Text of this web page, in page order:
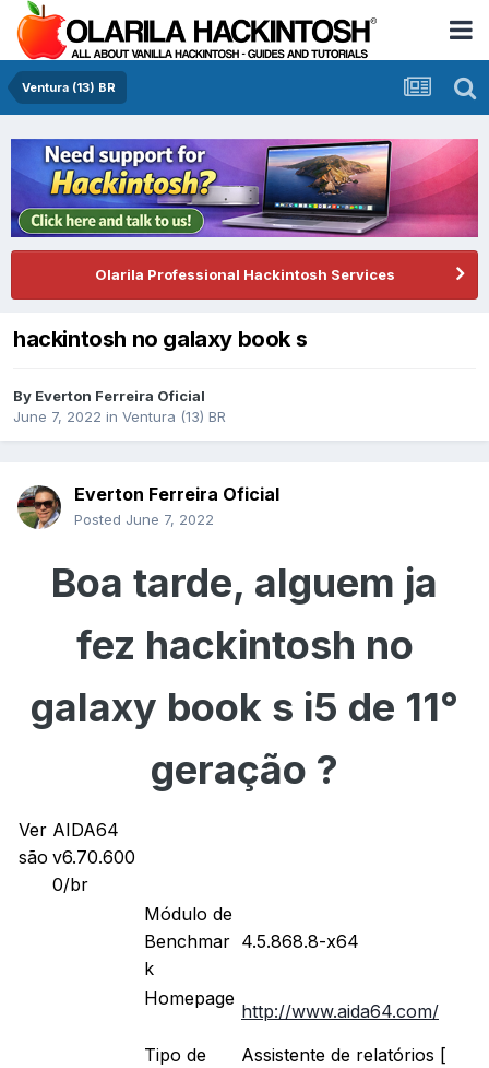
Ventura (13) BR
Olarila Professional Hackintosh Services
hackintosh no galaxy book s
By Everton Ferreira Oficial
June 7, 2022 in Ventura (13) BR
Everton Ferreira Oficial
Posted June 7, 2022
Boa tarde, alguem ja
fez hackintosh no
galaxy book s i5 de 11°
geração ?
Ver
são
AIDA64
v6.70.600
0/br
Módulo de
Benchmar
k
4.5.868.8-x64
Homepage
http://www.aida64.com/
Tipo de
Assistente de relatórios [